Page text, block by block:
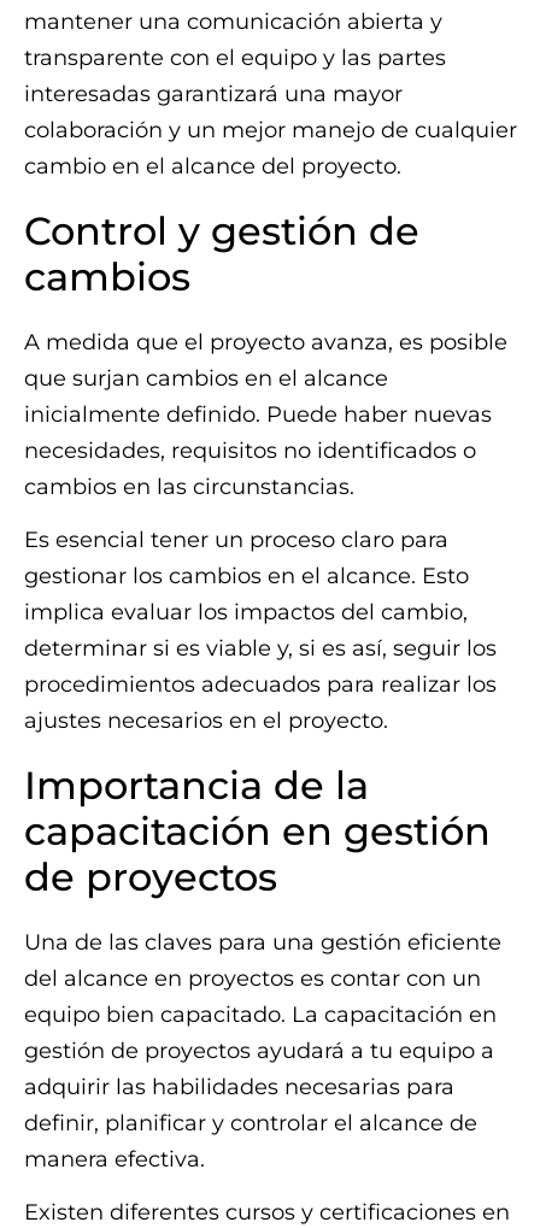
mantener una comunicación abierta y
transparente con el equipo y las partes
interesadas garantizará una mayor
colaboración y un mejor manejo de cualquier
cambio en el alcance del proyecto.
Control y gestión de
cambios
A medida que el proyecto avanza, es posible
que surjan cambios en el alcance
inicialmente definido. Puede haber nuevas
necesidades, requisitos no identificados o
cambios en las circunstancias.
Es esencial tener un proceso claro para
gestionar los cambios en el alcance. Esto
implica evaluar los impactos del cambio,
determinar si es viable y, si es así, seguir los
procedimientos adecuados para realizar los
ajustes necesarios en el proyecto.
Importancia de la
capacitación en gestión
de proyectos
Una de las claves para una gestión eficiente
del alcance en proyectos es contar con un
equipo bien capacitado. La capacitación en
gestión de proyectos ayudará a tu equipo a
adquirir las habilidades necesarias para
definir, planificar y controlar el alcance de
manera efectiva.
Existen diferentes cursos y certificaciones en